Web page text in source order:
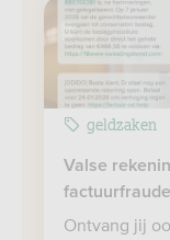
geldzaken
Valse
factuurfraude
Ontvang jij